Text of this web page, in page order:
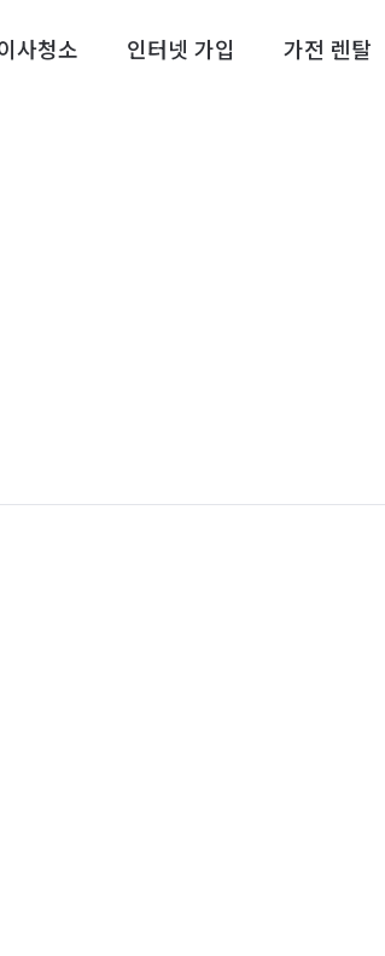
사청소 인터넷 가입 가전 렌탈